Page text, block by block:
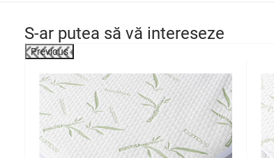
S-ar putea să vă intereseze
Previous